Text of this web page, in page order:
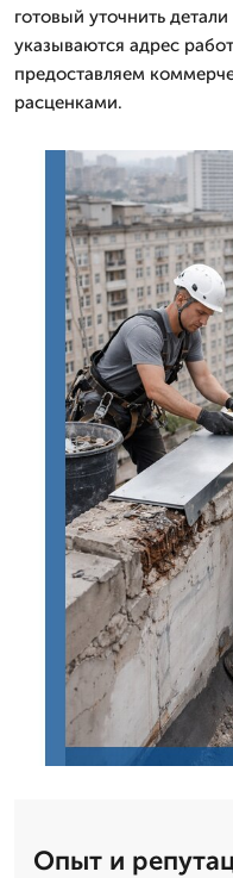
готовый уточнить
указываются адрес
предоставляем
расценками.
Опыт и